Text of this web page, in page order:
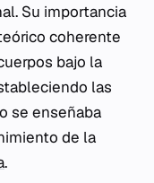
Su importancia
coherente
bajo la
las
se enseñaba
de la
.